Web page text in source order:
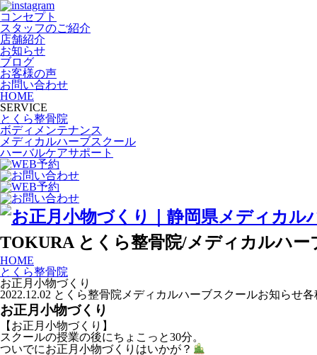
コンセプト
スタッフのご紹介
店舗紹介
お知らせ
ブログ
お客様の声
お問い合わせ
HOME
SERVICE
とくら整骨院
ボディメンテナンス
メディカルハーブスクール
ハーバルケアサポート
TOKURA とくら整骨院/メディカルハ
HOME
とくら整骨院
お正月小物づくり
2022.12.02 とくら整骨院 メディカルハーブスクールお知らせ各
お正月小物づくり
【お正月小物づくり】
スクールの授業の後にちょこっと30分。
ついでにお正月小物づくりはいかが？